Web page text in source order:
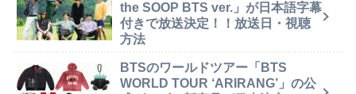
the SOOP BTS ver.」が日本語字幕
付きで放送決定！！放送日・視聴
方法
BTSのワールドツアー「BTS
WORLD TOUR ‘ARIRANG’」の公